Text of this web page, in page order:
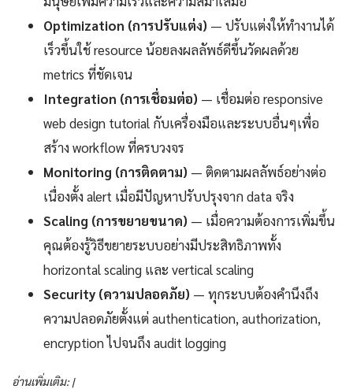
Optimization (การปรับแต่ง) — ปรับแต่งให้ทำงานได้
เร็วขึ้นใช้ resource น้อยลงผลลัพธ์ดีขึ้นวัดผลด้วย
metrics ที่ชัดเจน
Integration (การเชื่อมต่อ) — เชื่อมต่อ responsive
web design tutorial กับเครื่องมือและระบบอื่นๆเพื่อ
สร้าง workflow ที่ครบวงจร
Monitoring (การติดตาม) — ติดตามผลลัพธ์อย่างต่อ
เนื่องตั้ง alert เมื่อมีปัญหาปรับปรุงจาก data จริง
Scaling (การขยายขนาด) — เมื่อความต้องการเพิ่มขึ้น
คุณต้องรู้วิธีขยายระบบอย่างมีประสิทธิภาพทั้ง
horizontal scaling และ vertical scaling
Security (ความปลอดภัย) — ทุกระบบต้องคำนึงถึง
ความปลอดภัยตั้งแต่ authentication, authorization,
encryption ไปจนถึง audit logging
อ่านเพิ่มเติม: |